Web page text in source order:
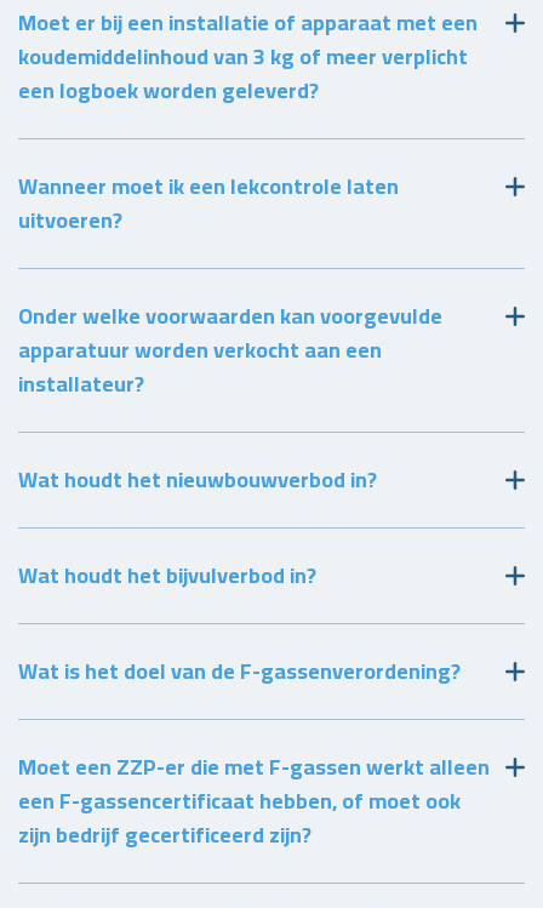
Moet er bij een installatie of apparaat met een
koudemiddelinhoud van 3 kg of meer verplicht
een logboek worden geleverd?
Wanneer moet ik een lekcontrole laten
uitvoeren?
Onder welke voorwaarden kan voorgevulde
apparatuur worden verkocht aan een
installateur?
Wat houdt het nieuwbouwverbod in?
Wat houdt het bijvulverbod in?
Wat is het doel van de F-gassenverordening?
Moet een ZZP-er die met F-gassen werkt alleen
een F-gassencertificaat hebben, of moet ook
zijn bedrijf gecertificeerd zijn?